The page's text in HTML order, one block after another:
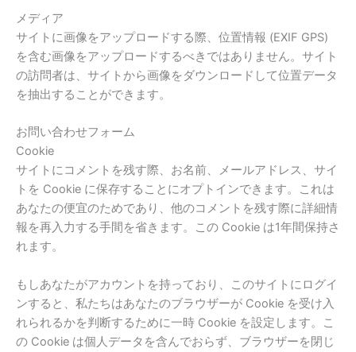
メディア
サイトに画像をアップロードする際、位置情報 (EXIF GPS)
を含む画像をアップロードするべきではありません。サイト
の訪問者は、サイトから画像をダウンロードして位置データ
を抽出することができます。
お問い合わせフォーム
Cookie
サイトにコメントを残す際、お名前、メールアドレス、サイ
トを Cookie に保存することにオプトインできます。これは
あなたの便宜のためであり、他のコメントを残す際に詳細情
報を再入力する手間を省きます。この Cookie は1年間保持さ
れます。
もしあなたがアカウントを持っており、このサイトにログイ
ンすると、私たちはあなたのブラウザーが Cookie を受け入
れられるかを判断するために一時 Cookie を設定します。こ
の Cookie は個人データを含んでおらず、ブラウザーを閉じ